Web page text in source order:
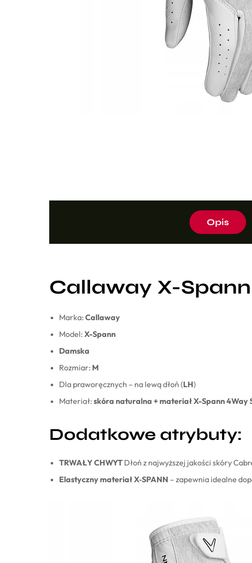
Opis
Callaway X-Spann
Marka: Callaway
Model: X-Spann
Damska
Rozmiar: M
Dla praworęcznych – na lewą dłoń (LH)
Materiał: skóra naturalna + materiał X-Spann 4Way
Dodatkowe atrybuty:
TRWAŁY CHWYT Dłoń z najwyższej jakości skóry
Elastyczny materiał X‑SPANN – zapewnia idealne